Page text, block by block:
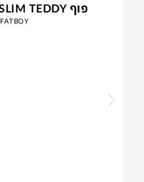
פוף ORIGINAL SLIM TEDDY
FATBOY